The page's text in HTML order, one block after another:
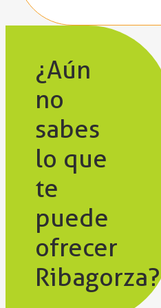
¿Aún
no
sabes
lo que
te
puede
ofrecer
Ribagorza?